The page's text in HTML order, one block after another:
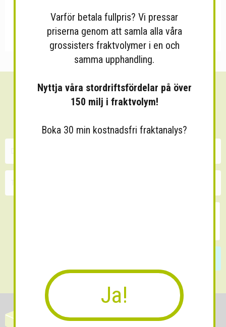
Sänk dina fraktkostnader!
Varför betala fullpris? Vi pressar
priserna genom att samla alla våra
grossisters fraktvolymer i en och
samma upphandling.
Nyttja våra stordriftsfördelar på över
150 milj i fraktvolym!
Boka 30 min kostnadsfri fraktanalys?
Ja!